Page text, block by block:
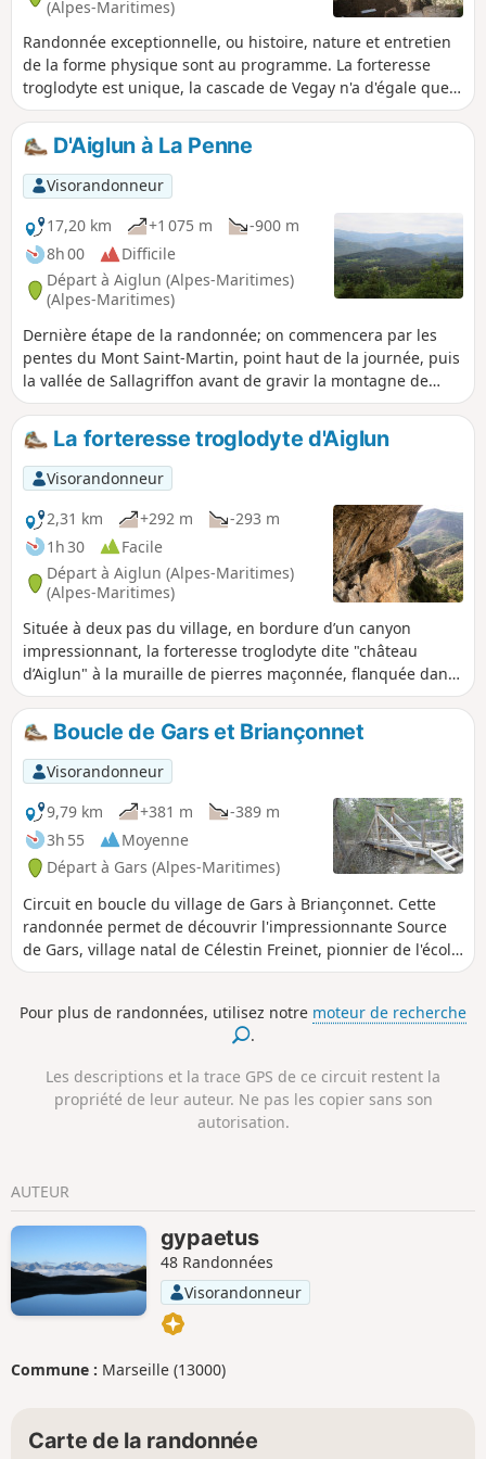
(Alpes-Maritimes)
Randonnée exceptionnelle, ou histoire, nature et entretien
de la forme physique sont au programme. La forteresse
troglodyte est unique, la cascade de Vegay n'a d'égale que
ses sœurs jumelles islandaises, et la partie défectueuse du
sentier de découverte vous fera travailler votre sens de
l'orientation. La fin de ce tracé est la découverte du très
beau patrimoine bâti d'Aiglun.
D'Aiglun à La Penne
Visorandonneur
17,20 km
+1 075 m
-900 m
8h 00
Difficile
Départ à Aiglun (Alpes-Maritimes)
(Alpes-Maritimes)
Dernière étape de la randonnée; on commencera par les
pentes du Mont Saint-Martin, point haut de la journée, puis
la vallée de Sallagriffon avant de gravir la montagne de
Miolans et de rejoindre La Penne en cheminant dans la
vallée et en passant par le village de Saint-Pierre. Très belle
étape, variée, un peu plus difficile que les deux
précédentes mais la beauté des paysages rencontrés
compense la difficulté !
La forteresse troglodyte d'Aiglun
Visorandonneur
2,31 km
+292 m
-293 m
1h 30
Facile
Départ à Aiglun (Alpes-Maritimes)
(Alpes-Maritimes)
Située à deux pas du village, en bordure d’un canyon
impressionnant, la forteresse troglodyte dite "château
d’Aiglun" à la muraille de pierres maçonnée, flanquée dans
son environnement naturelle, témoigne d’un passé
mystérieux. Ce patrimoine bâti rural, véritable bastion placé
sous la falaise du Giet, serait le plus vaste recensé en
France avec près de 80 mètres de construction. La
réalisation d'emmarchement en pierre, la mise en place de
marches métalliques, les travaux de sécurisation des accès
hors normes, la mise en place d'une signalétique et les
points d'information attractifs permettent aux visiteurs de
profiter pleinement de ces lieux magiques et hors du
temps.
Boucle de Gars et Briançonnet
Visorandonneur
9,79 km
+381 m
-389 m
3h 55
Moyenne
Départ à Gars (Alpes-Maritimes)
Circuit en boucle du village de Gars à Briançonnet. Cette
randonnée permet de découvrir l'impressionnante Source
de Gars, village natal de Célestin Freinet, pionnier de l'école
moderne. C'est un itinéraire varié qui passe par le village de
a un très beau panorama sur les environs. Les deux village
méritent d'être visités pour leur riche patrimoine.
Pour plus de randonnées, utilisez notre moteur de recherche
.
Les descriptions et la trace GPS de ce circuit restent la
propriété de leur auteur. Ne pas les copier sans son
autorisation.
AUTEUR
gypaetus
48 Randonnées
Visorandonneur
Commune : Marseille (13000)
Carte de la randonnée